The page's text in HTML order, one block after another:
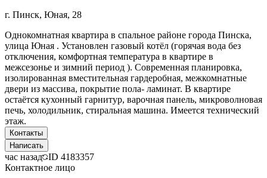
г. Пинск, Юная, 28
Однокомнатная квартира в спальное районе города Пинска,
улица Юная . Установлен газовый котёл (горячая вода без
отключения, комфортная температура в квартире в
межсезонье и зимний период ). Современная планировка,
изолированная вместительная гардеробная, межкомнатные
двери из массива, покрытие пола- ламинат. В квартире
остаётся кухонный гарнитур, варочная панель, микроволновая
печь, холодильник, стиральная машина. Имеется технический
этаж.
Контакты
Написать
час назад ID 4183357
Контактное лицо